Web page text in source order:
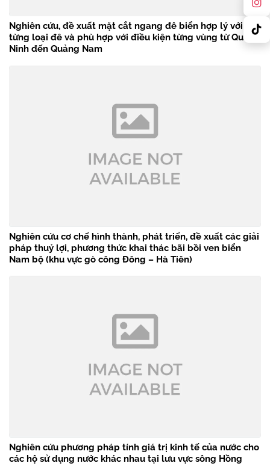
Nghiên cứu, đề xuất mặt cắt ngang đê biển hợp lý với
từng loại đê và phù hợp với điều kiện từng vùng từ Quảng
Ninh đến Quảng Nam
Nghiên cứu cơ chế hình thành, phát triển, đề xuất các giải
pháp thuỷ lợi, phương thức khai thác bãi bồi ven biển
Nam bộ (khu vực gò công Đông – Hà Tiên)
Nghiên cứu phương pháp tính giá trị kinh tế của nước cho
các hộ sử dụng nước khác nhau tại lưu vực sông Hồng